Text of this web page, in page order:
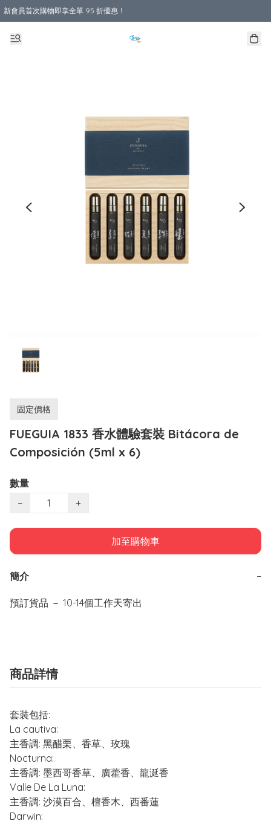
新會員首次購物即享全單 95 折優惠！
購物滿 HKD 800.00即享免運費優惠！（適用於 本地送貨、本地取貨 )
固定價格
FUEGUIA 1833 香水體驗套裝 Bitácora de
Composición (5ml x 6)
數量
−
+
加至購物車
簡介 −
商品詳情
套裝包括:
La cautiva:
主香調: 黑醋栗、香草、玫瑰
Nocturna:
主香調: 墨西哥香草、廣藿香、龍涎香
Valle De La Luna:
主香調: 沙漠百合、檀香木、西番蓮
Darwin: